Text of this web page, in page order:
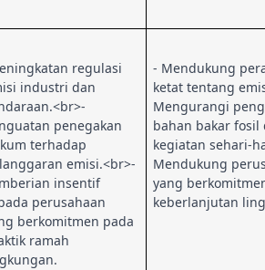
regulasi
industri dan
penegakan
terhadap
emisi.<br>-
insentif
perusahaan
berkomitmen pada
ramah
- Mendukung
ketat tentang
Mengurangi
bahan bakar fosil
kegiatan sehari-
Mendukung
yang
keberlanjutan